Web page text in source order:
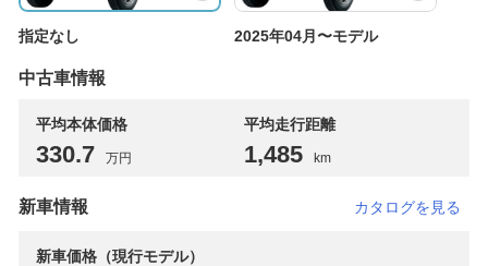
指定なし 2025年04月〜モデル
中古車情報
平均本体価格
330.7 万円
平均走行距離
1,485 km
新車情報 カタログを見る
新車価格（現行モデル）